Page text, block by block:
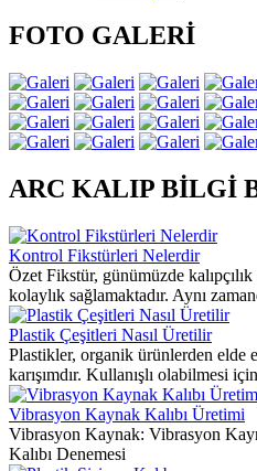
FOTO GALERİ
ARC KALIP BİLGİ
Kontrol Fikstürleri Nelerdir
Özet Fikstür, günümüzde kalıpçılık
kolaylık sağlamaktadır. Aynı
Plastik Çeşitleri Nasıl Üretilir
Plastikler, organik ürünlerden elde
karışımdır. Kullanışlı olabilmesi
Vibrasyon Kaynak Kalıbı Üretimi
Vibrasyon Kaynak: Vibrasyon
Kalıbı Denemesi